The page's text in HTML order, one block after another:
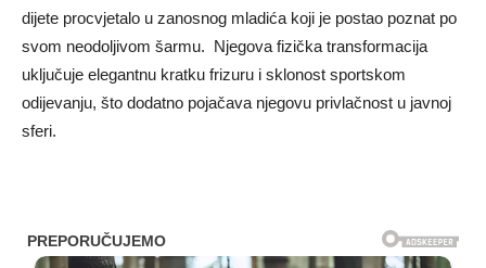
dijete procvjetalo u zanosnog mladića koji je postao poznat po
svom neodoljivom šarmu. Njegova fizička transformacija
uključuje elegantnu kratku frizuru i sklonost sportskom
odijevanju, što dodatno pojačava njegovu privlačnost u javnoj
sferi.